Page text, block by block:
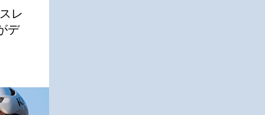
レ
デ